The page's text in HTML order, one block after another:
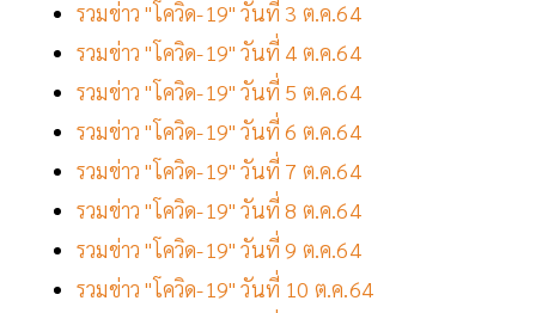
รวมข่าว "โควิด-19" วันที่ 3 ต.ค.64
รวมข่าว "โควิด-19" วันที่ 4 ต.ค.64
รวมข่าว "โควิด-19" วันที่ 5 ต.ค.64
รวมข่าว "โควิด-19" วันที่ 6 ต.ค.64
รวมข่าว "โควิด-19" วันที่ 7 ต.ค.64
รวมข่าว "โควิด-19" วันที่ 8 ต.ค.64
รวมข่าว "โควิด-19" วันที่ 9 ต.ค.64
รวมข่าว "โควิด-19" วันที่ 10 ต.ค.64